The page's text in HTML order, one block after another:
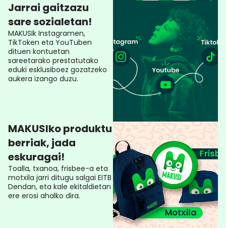
Jarrai gaitzazu
sare sozialetan!
MAKUSIk Instagramen,
TikToken eta YouTuben
dituen kontuetan
sareetarako prestatutako
eduki esklusiboez gozatzeko
aukera izango duzu.
MAKUSIko produktu
berriak, jada
eskuragai!
Toalla, txanoa, frisbee-a eta
motxila jarri ditugu salgai EITB
Dendan, eta kale ekitaldietan
ere erosi ahalko dira.